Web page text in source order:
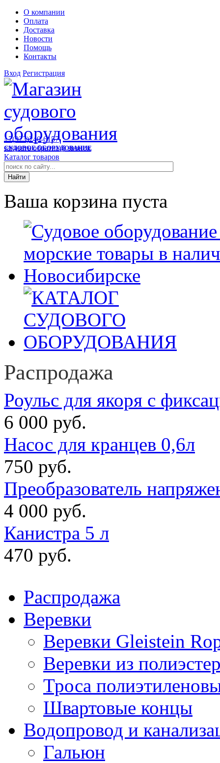
О компании
Оплата
Доставка
Новости
Помощь
Контакты
Вход Регистрация
СУДОВОЕ ОБОРУДОВАНИЕ
+7(923)240-6157
заказать обратный звонок
Каталог товаров
Ваша корзина пуста
Распродажа
Роульс для якоря с
6 000 руб.
Насос для кранцев 0,6л
750 руб.
Преобразователь
4 000 руб.
Канистра 5 л
470 руб.
Распродажа
Веревки
Веревки Gleistein
Веревки из
Троса
Швартовые концы
Водопровод и
Гальюн